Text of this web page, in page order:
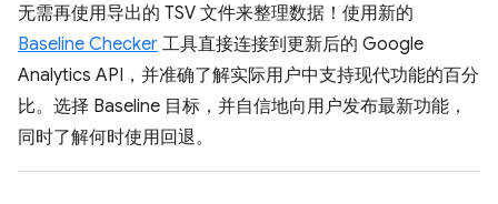
无需再使用导出的 TSV 文件来整理数据！使用新的
Baseline Checker 工具直接连接到更新后的 Google
Analytics API，并准确了解实际用户中支持现代功能的百分
比。选择 Baseline 目标，并自信地向用户发布最新功能，
同时了解何时使用回退。